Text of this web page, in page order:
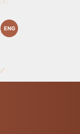
ENG